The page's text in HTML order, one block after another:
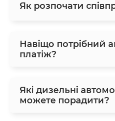
Як розпочати
Навіщо потрібний
платіж?
Які дизельні
можете порадити?